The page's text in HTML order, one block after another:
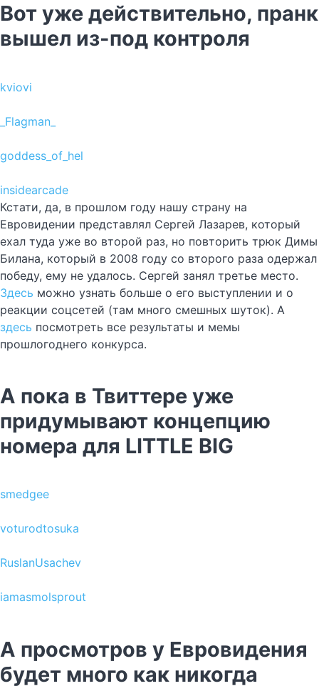
Вот уже действительно, пранк
вышел из-под контроля
kviovi
_Flagman_
goddess_of_hel
insidearcade
Кстати, да, в прошлом году нашу страну на
Евровидении представлял Сергей Лазарев, который
ехал туда уже во второй раз, но повторить трюк Димы
Билана, который в 2008 году со второго раза одержал
победу, ему не удалось. Сергей занял третье место.
Здесь можно узнать больше о его выступлении и о
реакции соцсетей (там много смешных шуток). А
здесь посмотреть все результаты и мемы
прошлогоднего конкурса.
А пока в Твиттере уже
придумывают концепцию
номера для LITTLE BIG
smedgee
voturodtosuka
RuslanUsachev
iamasmolsprout
А просмотров у Евровидения
будет много как никогда